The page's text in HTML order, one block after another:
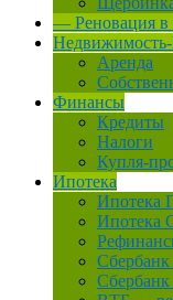
— Реновация в
Аренда
Финансы
Кредиты
Налоги
Купля-
Ипотека
Ипотека
Ипотека